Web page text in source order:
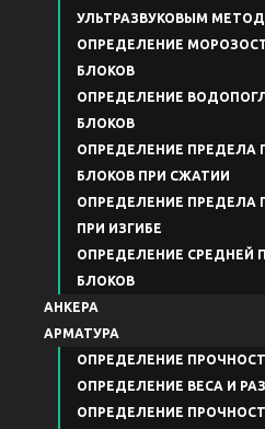
УЛЬТРАЗВУКОВЫМ
ОПРЕДЕЛЕНИЕ
БЛОКОВ
ОПРЕДЕЛЕНИЕ
БЛОКОВ
ОПРЕДЕЛЕНИЕ ПРЕДЕЛА
БЛОКОВ ПРИ СЖАТИИ
ОПРЕДЕЛЕНИЕ ПРЕДЕЛА
ПРИ ИЗГИБЕ
ОПРЕДЕЛЕНИЕ СРЕДНЕЙ
БЛОКОВ
АНКЕРА
АРМАТУРА
ОПРЕДЕЛЕНИЕ
ОПРЕДЕЛЕНИЕ ВЕСА И
ОПРЕДЕЛЕНИЕ